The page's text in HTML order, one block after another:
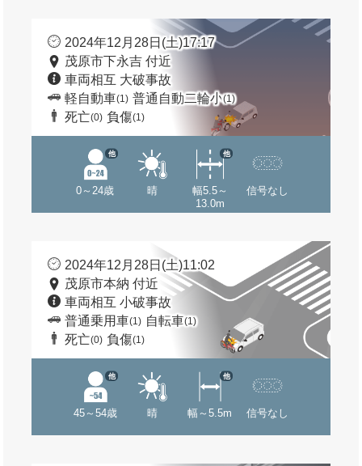
2024年12月28日(土)17:17
茂原市下永吉 付近
車両相互 大破事故
軽自動車(1) 普通自動二輪小(1)
死亡(0) 負傷(1)
0～24歳
他
晴
幅5.5～
13.0m
他
信号なし
2024年12月28日(土)11:02
茂原市本納 付近
車両相互 小破事故
普通乗用車(1) 自転車(1)
死亡(0) 負傷(1)
45～54歳
他
晴 幅～5.5m
他
信号なし